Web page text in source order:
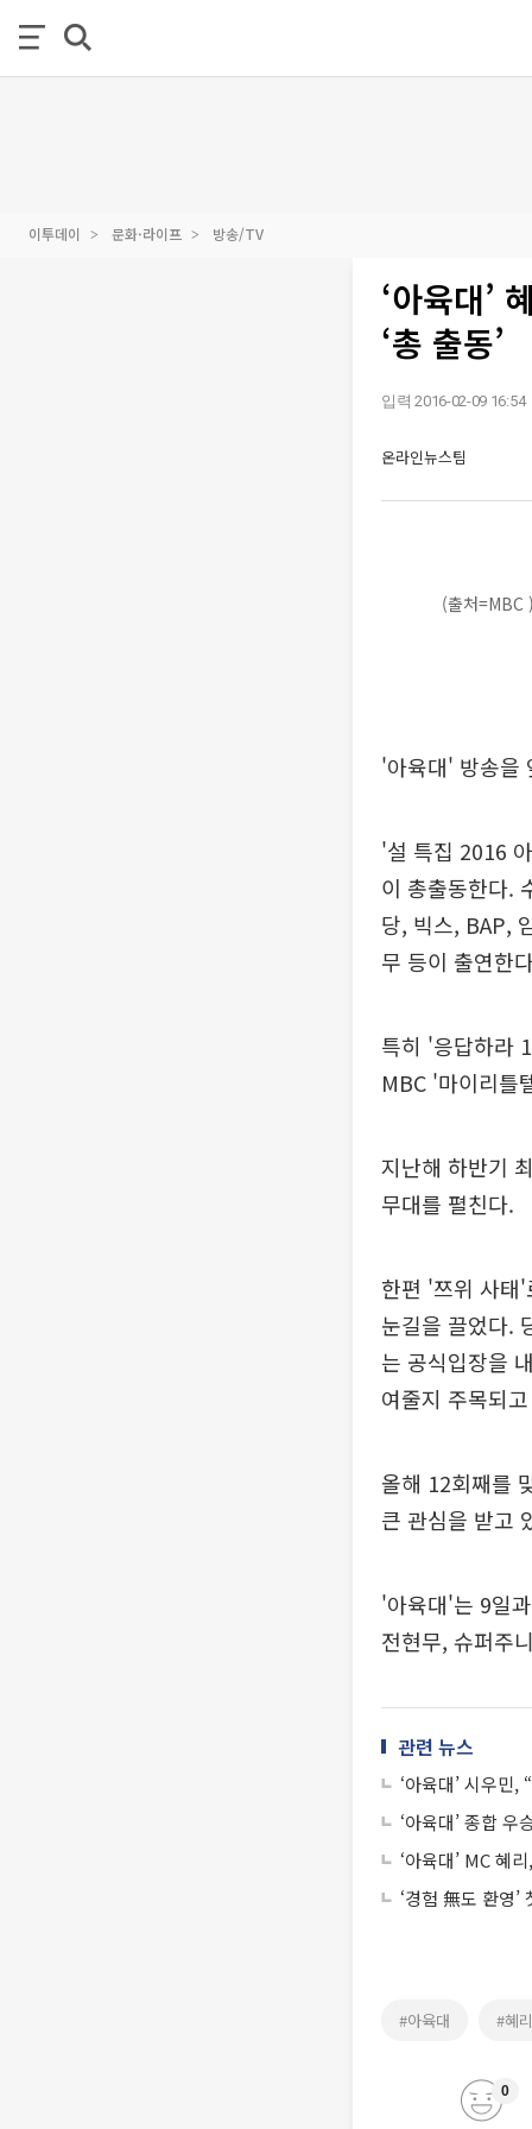
이투데이 문화·라이프 방송/TV
‘아육대’
‘총 출동’
입력 2016-02-09 16:54
온라인뉴스팀
(출처=MBC )
'아육대' 방송을
'설 특집 2016
이 총출동한다.
당, 빅스, BAP,
무 등이 출연한
특히 '응답하라
MBC '마이리틀
지난해 하반기
무대를 펼친다.
한편 '쯔위 사태'
눈길을 끌었다.
는 공식입장을
여줄지 주목되
올해 12회째를
큰 관심을 받고
'아육대'는 9일
전현무, 슈퍼주
관련 뉴스
‘아육대’ 시우민
‘아육대’ 종합
‘아육대’ MC 혜
‘경험 無도 환영’
#아육대 #혜리
0